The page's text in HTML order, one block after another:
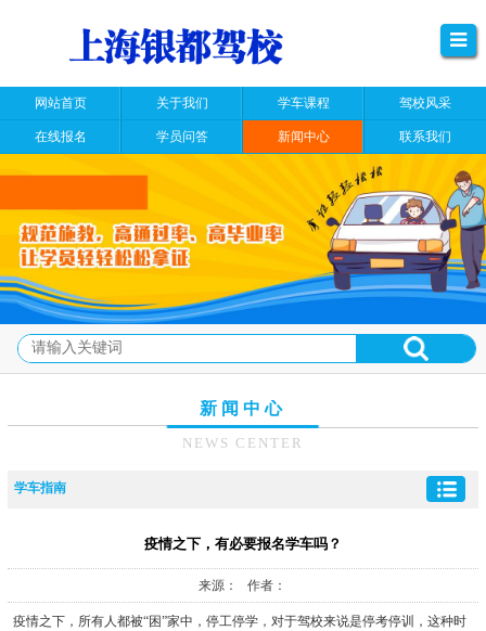
网站首页 关于我们 学车课程 驾校风采
在线报名 学员问答 新闻中心 联系我们
新闻中心
NEWS CENTER
学车指南
疫情之下，有必要报名学车吗？
来源： 作者：
疫情之下，所有人都被“困”家中，停工停学，对于驾校来说是停考停训，这种时